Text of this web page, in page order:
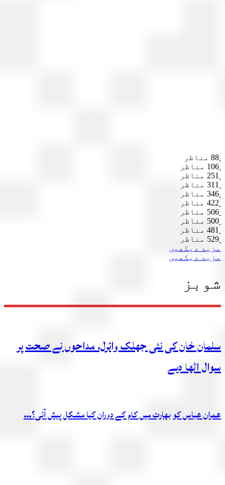
88 مناظر
106 مناظر
251 مناظر
311 مناظر
346 مناظر
422 مناظر
506 مناظر
500 مناظر
481 مناظر
529 مناظر
مزید دیکھیں
مزید دیکھیں
شوبز
سلمان خان کی نئی جھلک وائرل، مداحوں نے صحت پر
سوال اٹھا دیے
عمران عباس کو بھارت میں کام کے دوران کیا مشکل پیش آئی؟…